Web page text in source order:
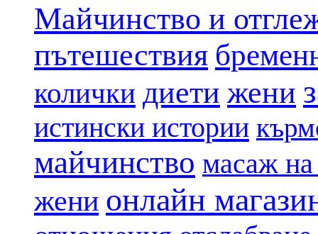
Майчинство и
пътешествия
колички диети жени
истински истории
майчинство масаж на
жени онлайн